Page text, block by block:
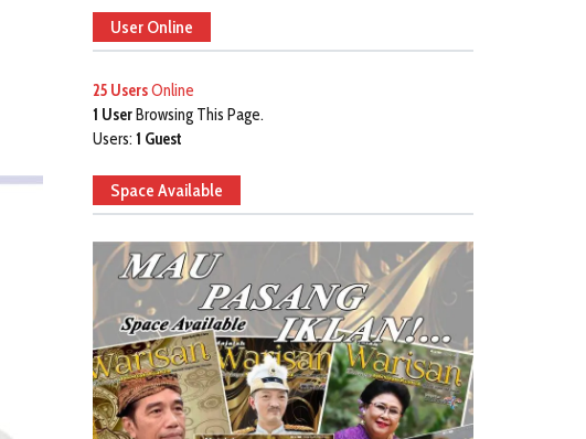
User Online
25 UsersOnline
1 UserBrowsing This Page.
Users: 1 Guest
Space Available